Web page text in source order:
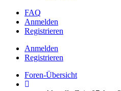
FAQ
Anmelden
Registrieren
Anmelden
Registrieren
Foren-Übersicht